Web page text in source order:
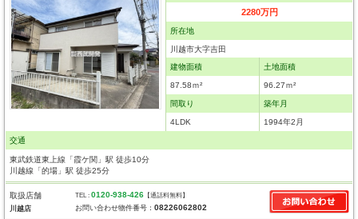
2280万円
所在地
川越市大字吉田
建物面積
87.58ｍ²
土地面積
96.27ｍ²
間取り
4LDK
築年月
1994年2月
交通
東武鉄道東上線「霞ケ関」駅 徒歩10分
川越線「的場」駅 徒歩25分
取扱店舗
川越店
TEL :0120-938-426 【通話料無料】
お問い合わせ物件番号：08226062802